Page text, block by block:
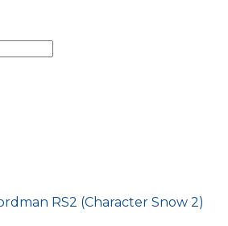
RS2 (Character Snow 2)